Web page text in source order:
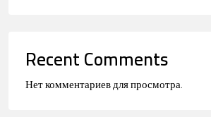
Recent Comments
Нет комментариев для просмотра.